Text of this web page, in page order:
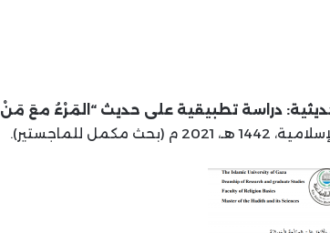
دراسة تطبيقية على حديث “المَرْءُ معَ مَنْ
للماجستير).